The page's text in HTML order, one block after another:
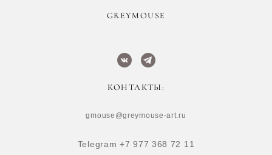
​GREYMOUSE
КОНТАКТЫ:
gmouse@greymouse-art.ru
Telegram +7 977 368 72 11